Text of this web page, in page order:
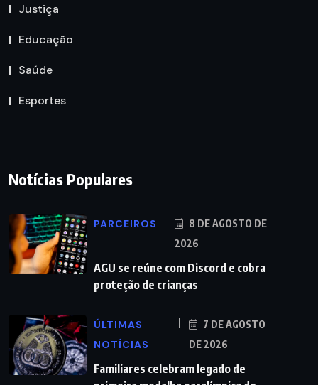
Justiça
Educação
Saúde
Esportes
Notícias Populares
PARCEIROS
8 DE AGOSTO DE
2026
AGU se reúne com Discord e cobra
proteção de crianças
ÚLTIMAS
NOTÍCIAS
7 DE AGOSTO
DE 2026
Familiares celebram legado de